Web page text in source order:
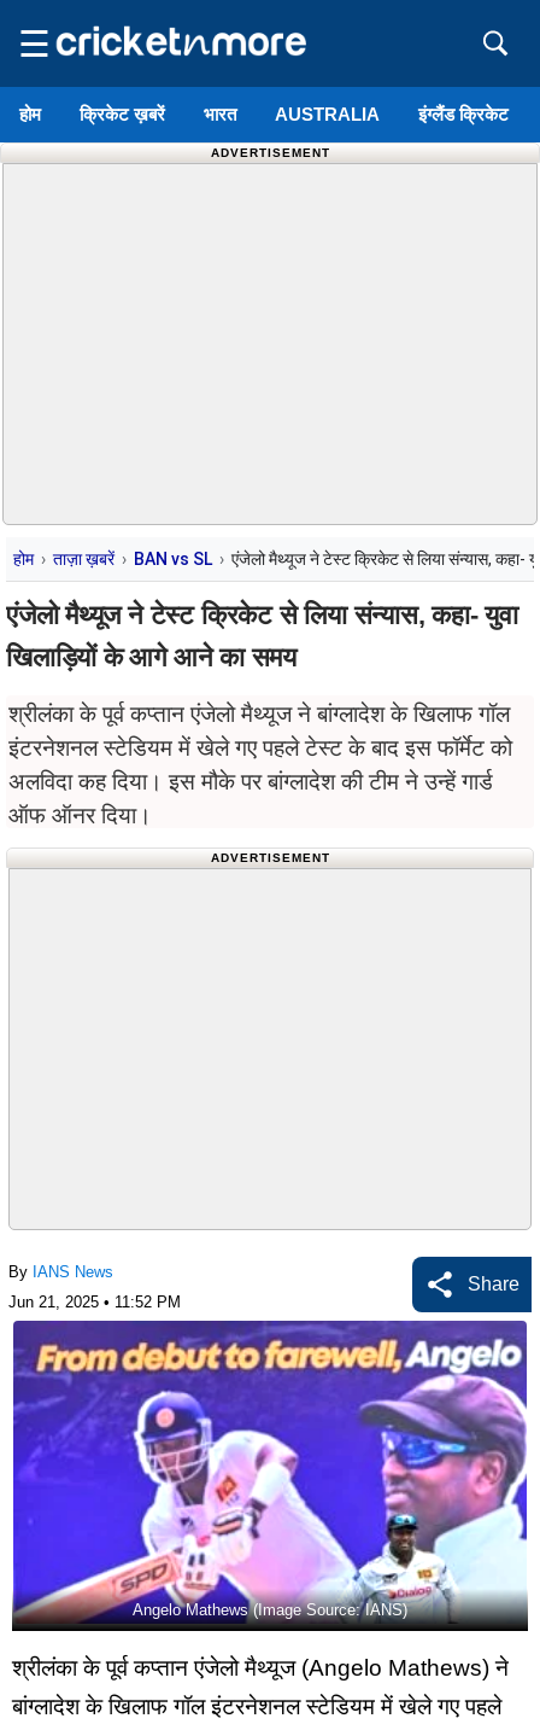
☰
होम क्रिकेट ख़बरें भारत AUSTRALIA इंग्लैंड क्रिकेट
ADVERTISEMENT
होम ताज़ा ख़बरें BAN vs SL एंजेलो मैथ्यूज ने टेस्ट क्रिकेट से लिया संन्यास, कहा-
एंजेलो मैथ्यूज ने टेस्ट क्रिकेट से लिया संन्यास, कहा- युवा
खिलाड़ियों के आगे आने का समय
श्रीलंका के पूर्व कप्तान एंजेलो मैथ्यूज ने बांग्लादेश के खिलाफ गॉल
इंटरनेशनल स्टेडियम में खेले गए पहले टेस्ट के बाद इस फॉर्मेट को
अलविदा कह दिया। इस मौके पर बांग्लादेश की टीम ने उन्हें गार्ड
ऑफ ऑनर दिया।
ADVERTISEMENT
By IANS News
Jun 21, 2025 • 11:52 PM
Share
Angelo Mathews (Image Source: IANS)
श्रीलंका के पूर्व कप्तान एंजेलो मैथ्यूज (Angelo Mathews) ने
बांग्लादेश के खिलाफ गॉल इंटरनेशनल स्टेडियम में खेले गए पहले